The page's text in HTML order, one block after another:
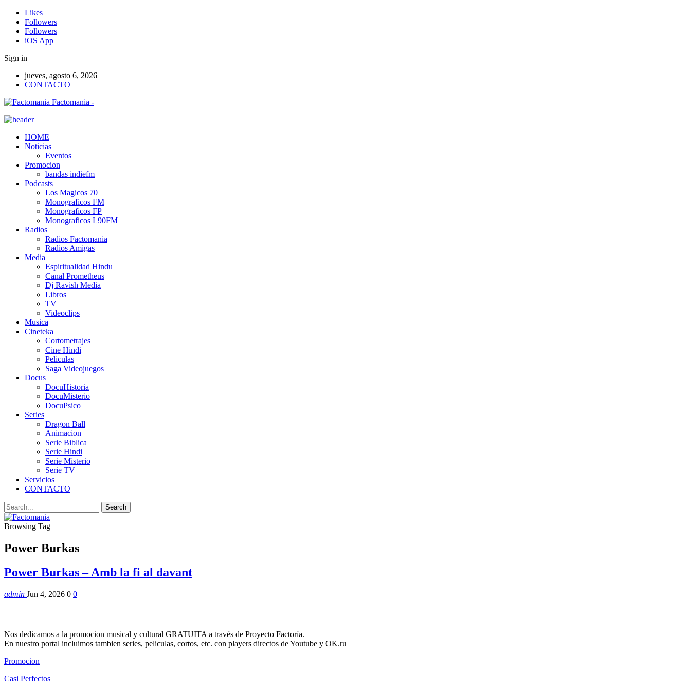
Likes
Followers
Followers
iOS App
Sign in
jueves, agosto 6, 2026
CONTACTO
Factomania -
HOME
Noticias
Eventos
Promocion
bandas indiefm
Podcasts
Los Magicos 70
Monograficos FM
Monograficos FP
Monograficos L90FM
Radios
Radios Factomania
Radios Amigas
Media
Espiritualidad Hindu
Canal Prometheus
Dj Ravish Media
Libros
TV
Videoclips
Musica
Cineteka
Cortometrajes
Cine Hindi
Peliculas
Saga Videojuegos
Docus
DocuHistoria
DocuMisterio
DocuPsico
Series
Dragon Ball
Animacion
Serie Biblica
Serie Hindi
Serie Misterio
Serie TV
Servicios
CONTACTO
Browsing Tag
Power Burkas
Power Burkas – Amb la fi al davant
admin Jun 4, 2026 0 0
Nos dedicamos a la promocion musical y cultural GRATUITA a través de Proyecto Factoría.
En nuestro portal incluimos tambien series, peliculas, cortos, etc. con players directos de Youtube y OK.ru
Promocion
Casi Perfectos